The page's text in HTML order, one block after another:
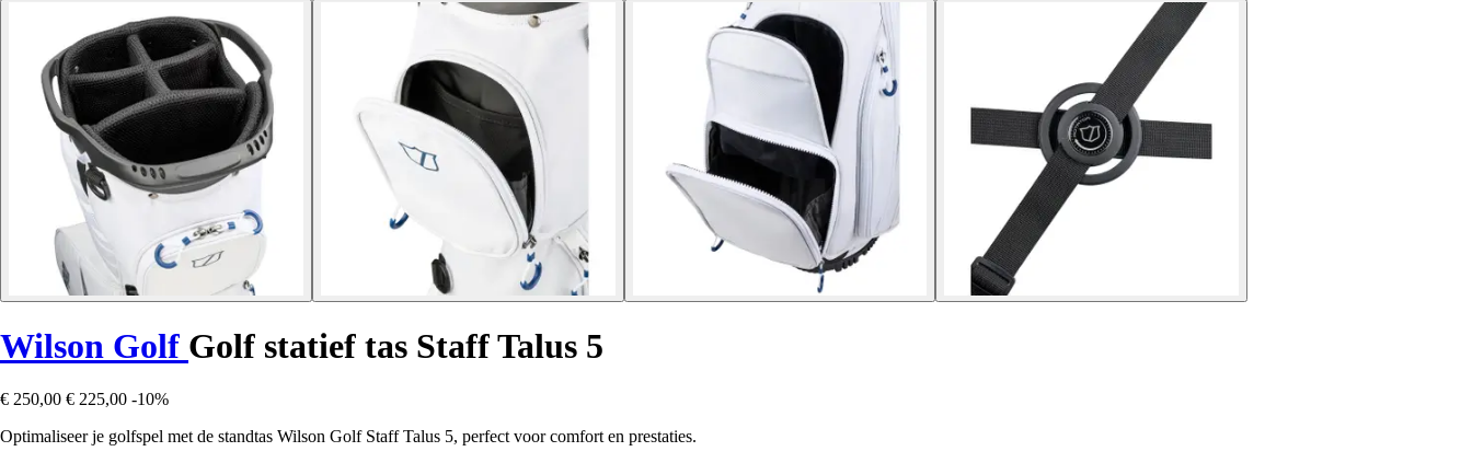
Wilson Golf Golf statief tas Staff Talus 5
€ 250,00 € 225,00 -10%
Optimaliseer je golfspel met de standtas Wilson Golf Staff Talus 5, perfect voor comfort en prestaties.